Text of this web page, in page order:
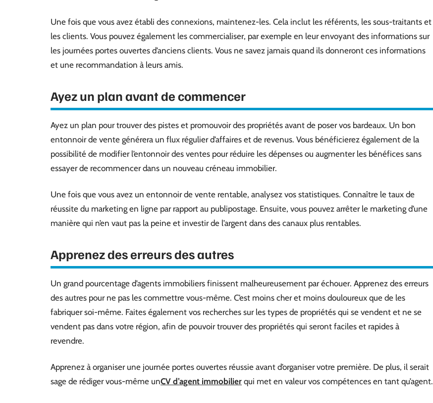
Une fois que vous avez établi des connexions, maintenez-les. Cela inclut les référents, les sous-traitants et
les clients. Vous pouvez également les commercialiser, par exemple en leur envoyant des informations sur
les journées portes ouvertes d’anciens clients. Vous ne savez jamais quand ils donneront ces informations
et une recommandation à leurs amis.
Ayez un plan avant de commencer
Ayez un plan pour trouver des pistes et promouvoir des propriétés avant de poser vos bardeaux. Un bon
entonnoir de vente générera un flux régulier d’affaires et de revenus. Vous bénéficierez également de la
possibilité de modifier l’entonnoir des ventes pour réduire les dépenses ou augmenter les bénéfices sans
essayer de recommencer dans un nouveau créneau immobilier.
Une fois que vous avez un entonnoir de vente rentable, analysez vos statistiques. Connaître le taux de
réussite du marketing en ligne par rapport au publipostage. Ensuite, vous pouvez arrêter le marketing d’une
manière qui n’en vaut pas la peine et investir de l’argent dans des canaux plus rentables.
Apprenez des erreurs des autres
Un grand pourcentage d’agents immobiliers finissent malheureusement par échouer. Apprenez des erreurs
des autres pour ne pas les commettre vous-même. C’est moins cher et moins douloureux que de les
fabriquer soi-même. Faites également vos recherches sur les types de propriétés qui se vendent et ne se
vendent pas dans votre région, afin de pouvoir trouver des propriétés qui seront faciles et rapides à
revendre.
Apprenez à organiser une journée portes ouvertes réussie avant d’organiser votre première. De plus, il serait
sage de rédiger vous-même unCV d’agent immobilier qui met en valeur vos compétences en tant qu’agent.